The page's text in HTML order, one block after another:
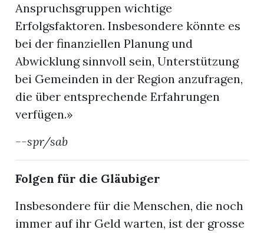
Anspruchsgruppen wichtige
Erfolgsfaktoren. Insbesondere könnte es
bei der finanziellen Planung und
Abwicklung sinnvoll sein, Unterstützung
bei Gemeinden in der Region anzufragen,
die über entsprechende Erfahrungen
verfügen.»
--spr/sab
Folgen für die Gläubiger
Insbesondere für die Menschen, die noch
immer auf ihr Geld warten, ist der grosse